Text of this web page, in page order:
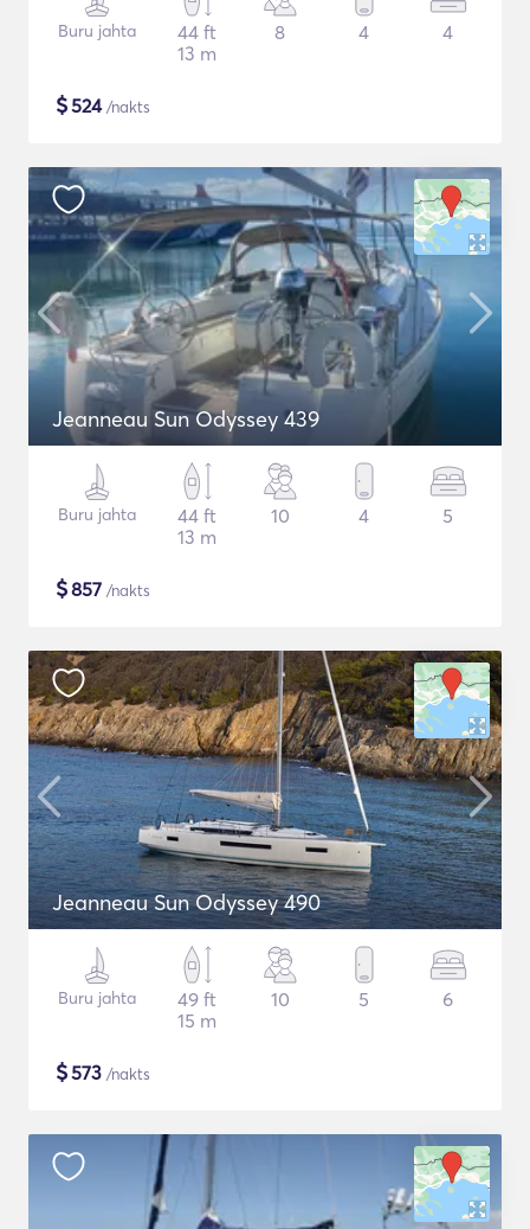
Buru jahta
44 ft
13 m
8 4 4
$524/nakts
Jeanneau Sun Odyssey 439
Buru jahta
44 ft
13 m
10 4 5
$857 /nakts
Jeanneau Sun Odyssey 490
Buru jahta
49 ft
15 m
10 5 6
$573 /nakts